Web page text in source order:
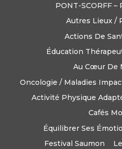
PONT-SCORFF –
Autres Lieux /
Actions De
Éducation
Au Cœur De
Oncologie / Maladies
Activité Physique
Cafés
Équilibrer Ses
Festival Saumon